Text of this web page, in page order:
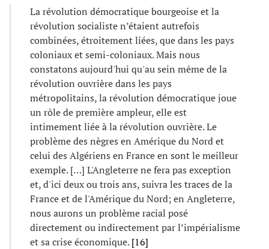
La révolution démocratique bourgeoise et la
révolution socialiste n’étaient autrefois
combinées, étroitement liées, que dans les pays
coloniaux et semi-coloniaux. Mais nous
constatons aujourd'hui qu'au sein même de la
révolution ouvrière dans les pays
métropolitains, la révolution démocratique joue
un rôle de première ampleur, elle est
intimement liée à la révolution ouvrière. Le
problème des nègres en Amérique du Nord et
celui des Algériens en France en sont le meilleur
exemple. […] L'Angleterre ne fera pas exception
et, d'ici deux ou trois ans, suivra les traces de la
France et de l'Amérique du Nord; en Angleterre,
nous aurons un problème racial posé
directement ou indirectement par l’impérialisme
et sa crise économique.[16]